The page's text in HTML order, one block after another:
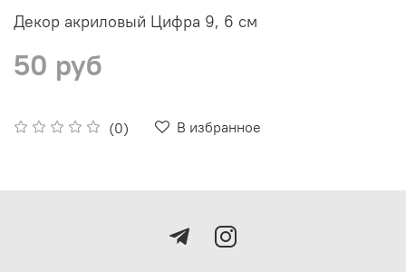
Декор акриловый Цифра 9, 6 см
(0) В избранное
50 руб